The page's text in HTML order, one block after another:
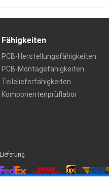
Fähigkeiten
PCB-Herstellungsfähigkeiten
PCB-Montagefähigkeiten
Teilelieferfähigkeiten
Komponentenprüflabor
Lieferung